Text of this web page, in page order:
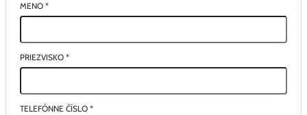
MENO *
PRIEZVISKO *
TELEFÓNNE ČÍSLO *